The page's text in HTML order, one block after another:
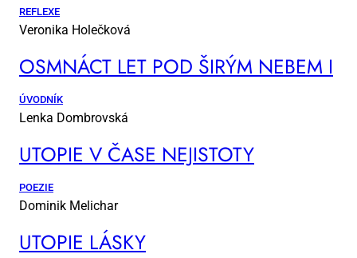
REFLEXE
Veronika Holečková
OSM­NÁCT LET POD ŠI­RÝM NE­BEM I
ÚVODNÍK
Lenka Dombrovská
UTO­PIE V ČA­SE NE­JIS­TO­TY
POEZIE
Dominik Melichar
UTO­PIE LÁS­KY